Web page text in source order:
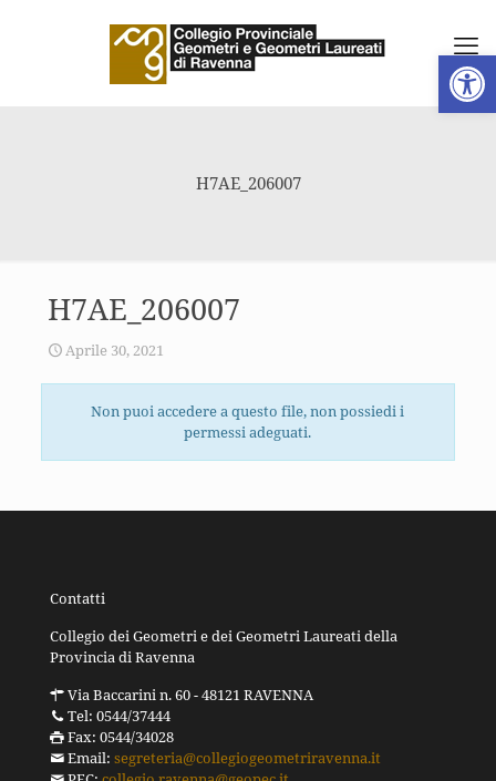
Apri
H7AE_206007
H7AE_206007
Aprile 30, 2021
Non puoi accedere a questo file, non possiedi i
permessi adeguati.
Contatti
Collegio dei Geometri e dei Geometri Laureati della
Provincia di Ravenna
Via Baccarini n. 60 - 48121 RAVENNA
Tel: 0544/37444
Fax: 0544/34028
Email: segreteria@collegiogeometriravenna.it